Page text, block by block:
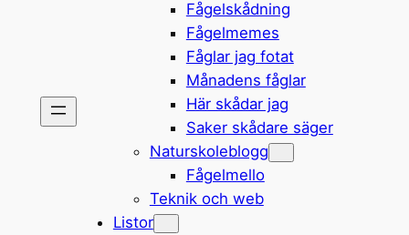
Fågelskådning
Fågelmemes
Fåglar jag fotat
Månadens fåglar
Här skådar jag
Saker skådare säger
Naturskoleblogg
Fågelmello
Teknik och web
Listor